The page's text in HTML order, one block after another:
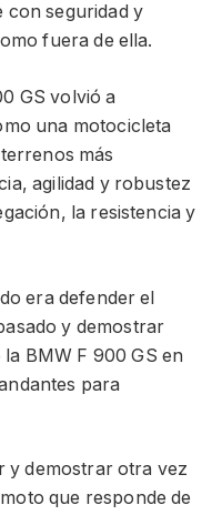
con seguridad y
fuera de ella.
GS volvió a
una motocicleta
más
agilidad y robustez
la resistencia y
era defender el
y demostrar
BMW F 900 GS en
para
y demostrar otra vez
que responde de